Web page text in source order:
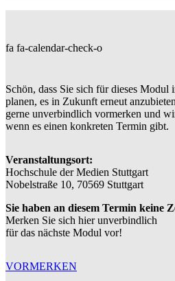
fa fa-calendar-check-o
Schön, dass Sie sich für dieses Modul
planen, es in Zukunft erneut
gerne unverbindlich vormerken und
wenn es einen konkreten Termin gibt.
Veranstaltungsort:
Hochschule der Medien Stuttgart
Nobelstraße 10, 70569 Stuttgart
Sie haben an diesem Termin keine
Merken Sie sich hier unverbindlich
für das nächste Modul vor!
VORMERKEN